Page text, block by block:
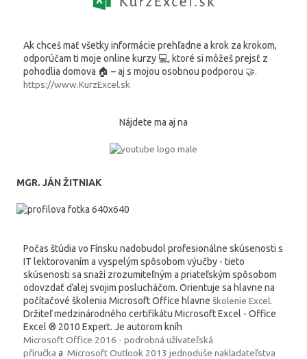
Ak chceš mať všetky informácie prehľadne a krok za krokom,
odporúčam ti moje online kurzy 💻, ktoré si môžeš prejsť z
pohodlia domova 🏠 – aj s mojou osobnou podporou 🤝.
https://www.KurzExcel.sk
Nájdete ma aj na
MGR. JÁN ŽITNIAK
Počas štúdia vo Fínsku nadobudol profesionálne skúsenosti s
IT lektorovaním a vyspelým spôsobom výučby - tieto
skúsenosti sa snaží zrozumiteľným a priateľským spôsobom
odovzdať ďalej svojim poslucháčom. Orientuje sa hlavne na
počítačové školenia Microsoft Office hlavne školenie Excel.
Držiteľ medzinárodného certifikátu Microsoft Excel - Office
Excel ® 2010 Expert. Je autorom kníh
Microsoft Office 2016 - podrobná užívateľská
příručka a Microsoft Outlook 2013 jednoduše nakladateľstva